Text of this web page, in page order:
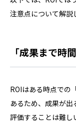
注意点について解説
「成果まで時
ROIはある時点での
あるため、成果が
評価することは難し